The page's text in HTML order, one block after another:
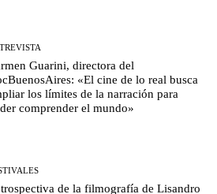
Guarini, directora del
«El cine de lo real busca
los límites de la narración para
comprender el mundo»
de la filmografía de Lisandro